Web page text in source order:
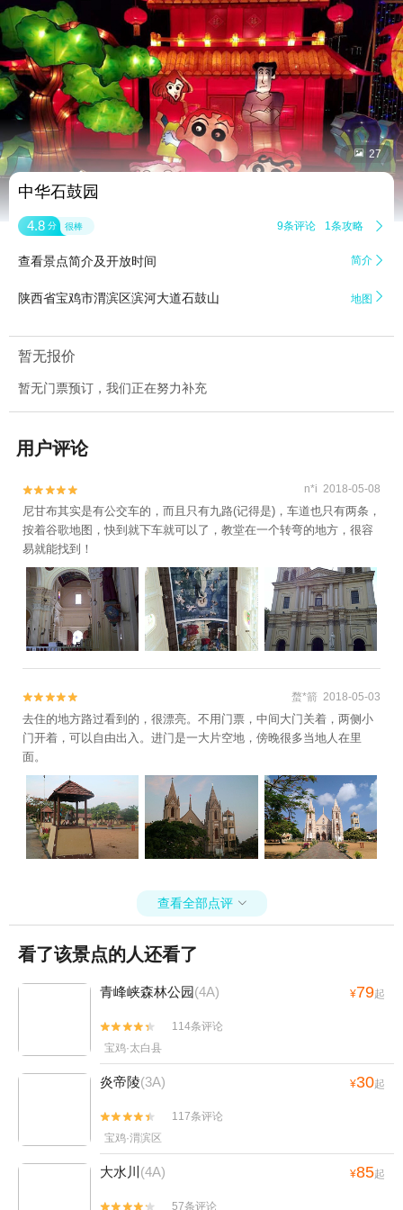
 27
中华石鼓园
4.8 分 很棒 9条评论 1条攻略 
查看景点简介及开放时间 简介 
陕西省宝鸡市渭滨区滨河大道石鼓山 地图 
暂无报价
暂无门票预订，我们正在努力补充
用户评论

 n*i 2018-05-08
尼甘布其实是有公交车的，而且只有九路(记得是)，车道也只有两条，
按着谷歌地图，快到就下车就可以了，教堂在一个转弯的地方，很容
易就能找到！

 蝥*箭 2018-05-03
去住的地方路过看到的，很漂亮。不用门票，中间大门关着，两侧小
门开着，可以自由出入。进门是一大片空地，傍晚很多当地人在里
面。
查看全部点评 
看了该景点的人还看了
青峰峡森林公园(4A) ¥79起


114条评论
宝鸡·太白县
炎帝陵(3A) ¥30起


117条评论
宝鸡·渭滨区
大水川 (4A) ¥85起

 57条评论
